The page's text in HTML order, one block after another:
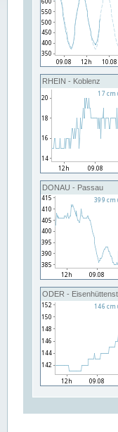
RHEIN - Koblenz
DONAU - Passau
ODER -